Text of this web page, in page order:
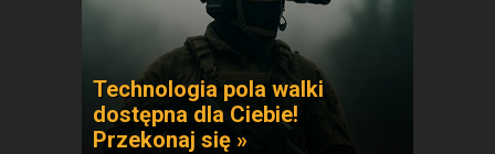
Technologia pola walki
dostępna dla Ciebie!
Przekonaj się »